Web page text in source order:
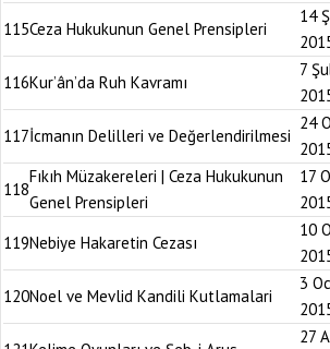
115Ceza Hukukunun Genel Prensipleri
14
116Kur’ân’da Ruh Kavramı
7
117İcmanın Delilleri ve Değerlendirilmesi
24
118
Fıkıh Müzakereleri | Ceza Hukukunun
Genel Prensipleri
17
119Nebiye Hakaretin Cezası
10
120Noel ve Mevlid Kandili Kutlamalari
3
27